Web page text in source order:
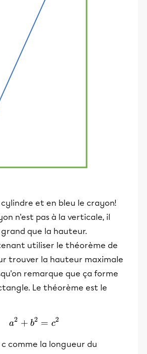
cylindre et en bleu le crayon!
n'est pas à la verticale, il
que la hauteur.
utiliser le théorème de
trouver la hauteur maximale
remarque que ça forme
Le théorème est le
a^2 + b^2 = c^2
a2 + b2 = c2
comme la longueur du